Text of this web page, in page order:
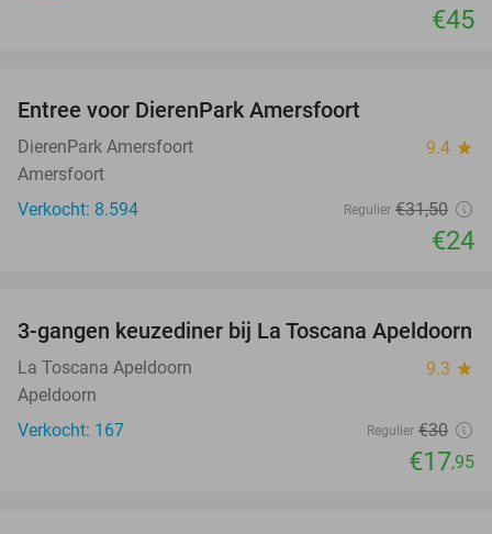
€45
Entree voor DierenPark Amersfoort
DierenPark Amersfoort 9.4 star
Amersfoort
Verkocht: 8.594
Regulier €31,50
€24
40%
3-gangen keuzediner bij La Toscana Apeldoorn
La Toscana Apeldoorn 9.3 star
Apeldoorn
Verkocht: 167
Regulier €30
€17,95